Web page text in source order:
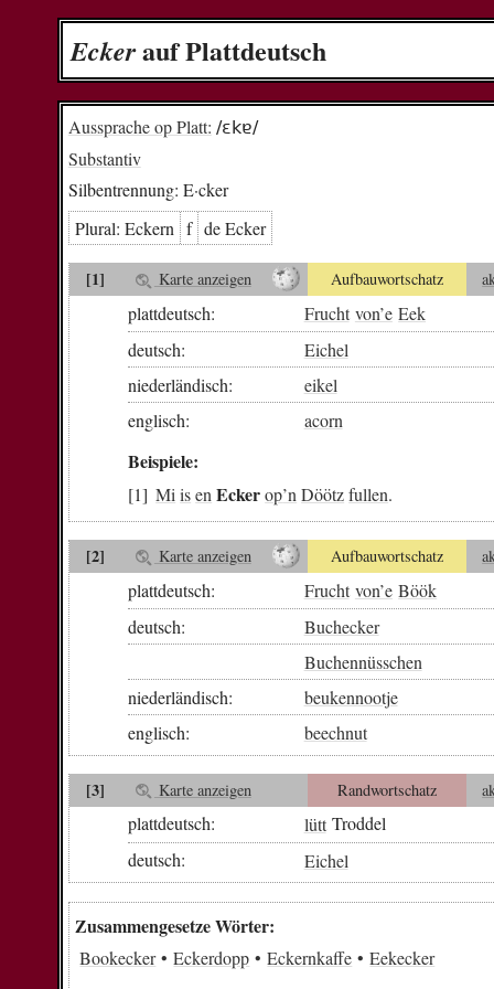
E­ckerauf Plattdeutsch
Aussprache op Platt: /ɛkɐ/
Substantiv
Silbentrennung: E·cker
Plural: E­ckern f de E­cker
[1] Karte anzeigen Aufbauwortschatz
plattdeutsch: Frucht von’e Eek
deutsch:
Eichel
niederländisch:
eikel
englisch:
acorn
Beispiele:
Mi isen Eckerop’n Döötzfullen.
[2] Karte anzeigen Aufbauwortschatz
plattdeutsch: Frucht von’e Böök
deutsch:
Buchecker
Buchennüsschen
niederländisch:
beukennootje
englisch:
beechnut
[3] Karte anzeigen Randwortschatz
plattdeutsch: lüttTroddel
deutsch:
Eichel
Zusammengesetze Wörter:
Bookecker Eckerdopp Eckernkaffe Eekecker